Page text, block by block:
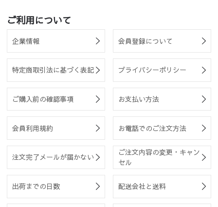
ご利用について
企業情報 会員登録について
特定商取引法に基づく表記 プライバシーポリシー
ご購入前の確認事項 お支払い方法
会員利用規約 お電話でのご注文方法
注文完了メールが届かない
ご注文内容の変更・キャン
セル
出荷までの日数 配送会社と送料